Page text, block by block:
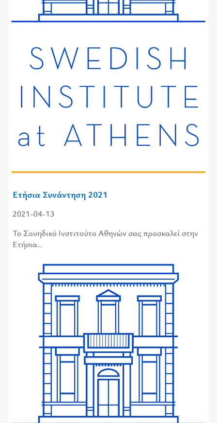
Ετήσια Συνάντηση 2021
2021-04-13
Το Σουηδικό Ινστιτούτο Αθηνών σας προσκαλεί στην
Ετήσια...